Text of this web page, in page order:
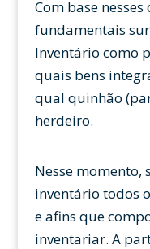
Com base
fundamentais
Inventário como
quais bens
qual quinhão
herdeiro.
Nesse momento,
inventário todos
e afins que
inventariar. A